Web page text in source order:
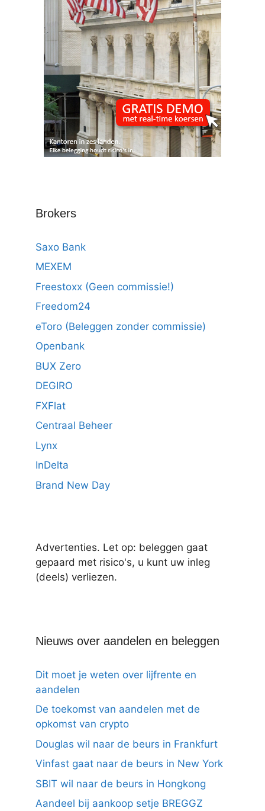
Brokers
Saxo Bank
MEXEM
Freestoxx (Geen commissie!)
Freedom24
eToro (Beleggen zonder commissie)
Openbank
BUX Zero
DEGIRO
FXFlat
Centraal Beheer
Lynx
InDelta
Brand New Day
Advertenties. Let op: beleggen gaat
gepaard met risico's, u kunt uw inleg
(deels) verliezen.
Nieuws over aandelen en beleggen
Dit moet je weten over lijfrente en
aandelen
De toekomst van aandelen met de
opkomst van crypto
Douglas wil naar de beurs in Frankfurt
Vinfast gaat naar de beurs in New York
SBIT wil naar de beurs in Hongkong
Aandeel bij aankoop setje BREGGZ